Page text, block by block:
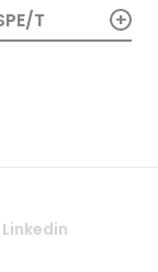
T +
Linkedin